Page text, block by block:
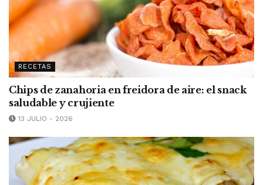
RECETAS
Chips de zanahoria en freidora de aire: el snack
saludable y crujiente
13 JULIO - 2026